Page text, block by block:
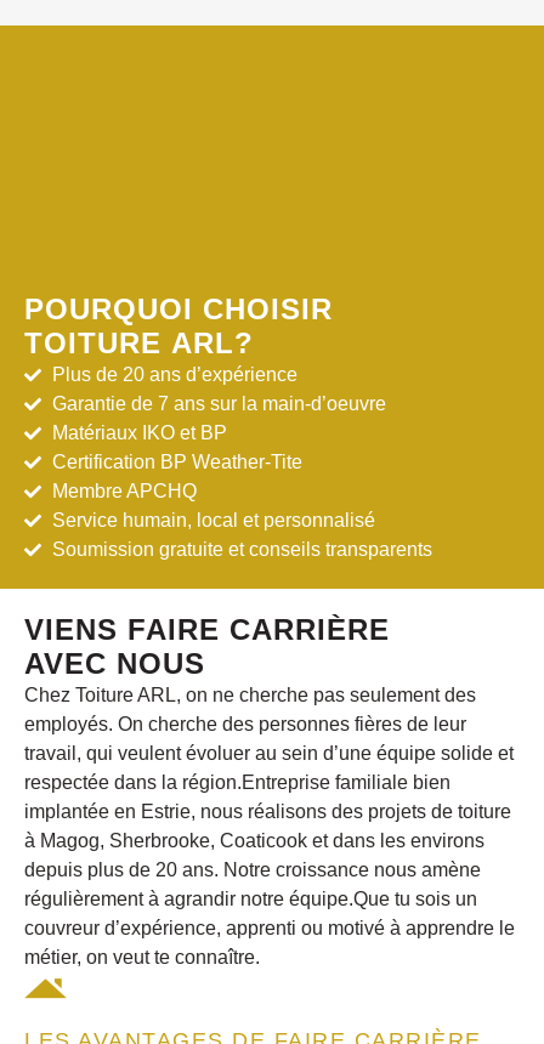
POURQUOI CHOISIR
TOITURE ARL?
Plus de 20 ans d’expérience
Garantie de 7 ans sur la main-d’oeuvre
Matériaux IKO et BP
Certification BP Weather-Tite
Membre APCHQ
Service humain, local et personnalisé
Soumission gratuite et conseils transparents
VIENS FAIRE CARRIÈRE
AVEC NOUS
Chez Toiture ARL, on ne cherche pas seulement des
employés. On cherche des personnes fières de leur
travail, qui veulent évoluer au sein d’une équipe solide et
respectée dans la région.Entreprise familiale bien
implantée en Estrie, nous réalisons des projets de toiture
à Magog, Sherbrooke, Coaticook et dans les environs
depuis plus de 20 ans. Notre croissance nous amène
régulièrement à agrandir notre équipe.Que tu sois un
couvreur d’expérience, apprenti ou motivé à apprendre le
métier, on veut te connaître.